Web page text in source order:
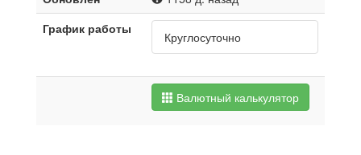
График работы
Круглосуточно
Валютный калькулятор